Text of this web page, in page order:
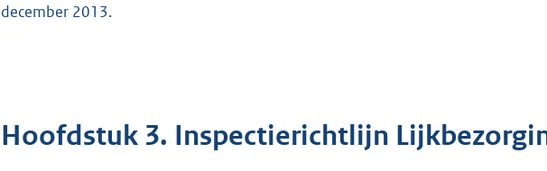
december 2013.
Hoofdstuk 3. Inspectierichtlijn